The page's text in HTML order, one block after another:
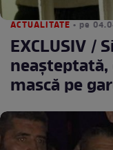
ACTUALITATE • pe
EXCLUSIV /
mască pe